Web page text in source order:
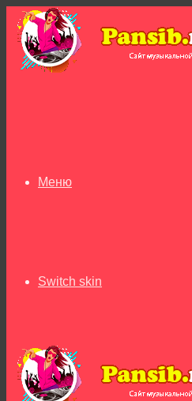
Меню
Switch skin